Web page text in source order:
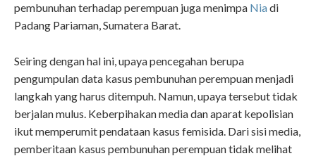
pembunuhan terhadap perempuan juga menimpa Niadi
Padang Pariaman, Sumatera Barat.
Seiring dengan hal ini, upaya pencegahan berupa
pengumpulan data kasus pembunuhan perempuan menjadi
langkah yang harus ditempuh. Namun, upaya tersebut tidak
berjalan mulus. Keberpihakan media dan aparat kepolisian
ikut memperumit pendataan kasus femisida. Dari sisi media,
pemberitaan kasus pembunuhan perempuan tidak melihat